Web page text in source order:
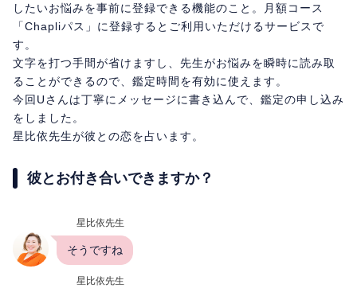
したいお悩みを事前に登録できる機能のこと。月額コース
「Chapliパス」に登録するとご利用いただけるサービスで
す。
文字を打つ手間が省けますし、先生がお悩みを瞬時に読み取
ることができるので、鑑定時間を有効に使えます。
今回Uさんは丁寧にメッセージに書き込んで、鑑定の申し込み
をしました。
星比依先生が彼との恋を占います。
彼とお付き合いできますか？
星比依先生
そうですね
星比依先生